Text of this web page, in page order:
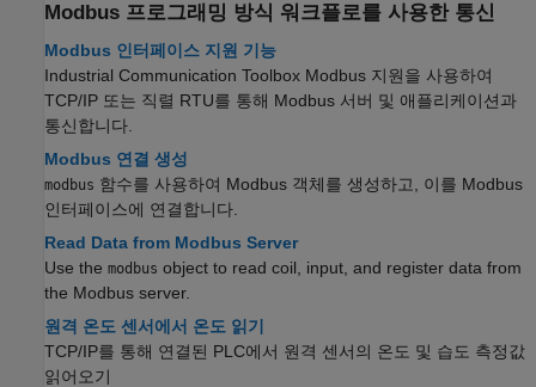
Modbus 프로그래밍 방식 워크플로를 사용한 통신
Modbus 인터페이스 지원 기능
Industrial Communication Toolbox Modbus 지원을 사용하여
TCP/IP 또는 직렬 RTU를 통해 Modbus 서버 및 애플리케이션과
통신합니다.
Modbus 연결 생성
modbus 함수를 사용하여 Modbus 객체를 생성하고, 이를 Modbus
인터페이스에 연결합니다.
Read Data from Modbus Server
Use the modbus object to read coil, input, and register data from
the Modbus server.
원격 온도 센서에서 온도 읽기
TCP/IP를 통해 연결된 PLC에서 원격 센서의 온도 및 습도 측정값
읽어오기